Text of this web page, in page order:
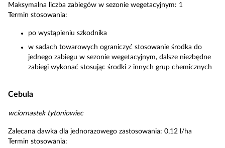
Maksymalna liczba zabiegów w sezonie wegetacyjnym: 1
Termin stosowania:
po wystąpieniu szkodnika
w sadach towarowych ograniczyć stosowanie środka do
jednego zabiegu w sezonie wegetacyjnym, dalsze niezbędne
zabiegi wykonać stosując środki z innych grup chemicznych
Cebula
wciornastek tytoniowiec
Zalecana dawka dla jednorazowego zastosowania: 0,12 l/ha
Termin stosowania: